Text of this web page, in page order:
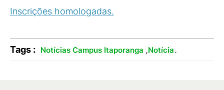
Inscrições homologadas.
Tags : Notícias Campus Itaporanga ,Notícia.